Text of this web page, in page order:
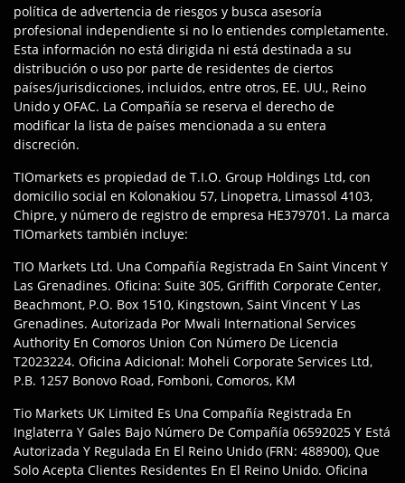
política de advertencia de riesgos y busca asesoría
profesional independiente si no lo entiendes completamente.
Esta información no está dirigida ni está destinada a su
distribución o uso por parte de residentes de ciertos
países/jurisdicciones, incluidos, entre otros, EE. UU., Reino
Unido y OFAC. La Compañía se reserva el derecho de
modificar la lista de países mencionada a su entera
discreción.
TIOmarkets es propiedad de T.I.O. Group Holdings Ltd, con
domicilio social en Kolonakiou 57, Linopetra, Limassol 4103,
Chipre, y número de registro de empresa HE379701. La marca
TIOmarkets también incluye:
TIO Markets Ltd. Una Compañía Registrada En Saint Vincent Y
Las Grenadines. Oficina: Suite 305, Griffith Corporate Center,
Beachmont, P.O. Box 1510, Kingstown, Saint Vincent Y Las
Grenadines. Autorizada Por Mwali International Services
Authority En Comoros Union Con Número De Licencia
T2023224. Oficina Adicional: Moheli Corporate Services Ltd,
P.B. 1257 Bonovo Road, Fomboni, Comoros, KM
Tio Markets UK Limited Es Una Compañía Registrada En
Inglaterra Y Gales Bajo Número De Compañía 06592025 Y Está
Autorizada Y Regulada En El Reino Unido (FRN: 488900), Que
Solo Acepta Clientes Residentes En El Reino Unido. Oficina